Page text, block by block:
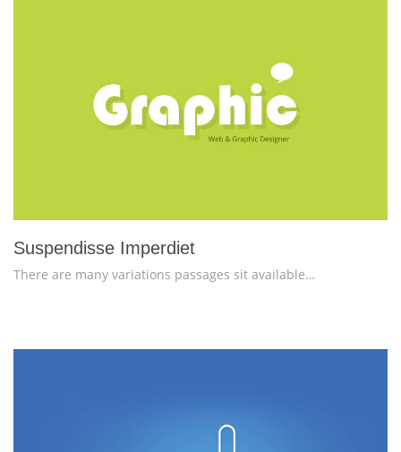
Suspendisse Imperdiet
There are many variations passages sit available…